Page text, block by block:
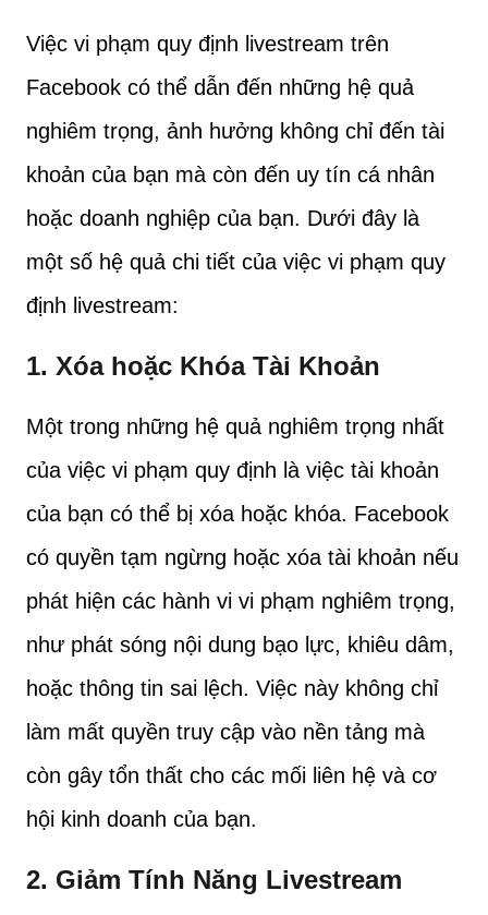
Việc vi phạm quy định livestream trên
Facebook có thể dẫn đến những hệ quả
nghiêm trọng, ảnh hưởng không chỉ đến tài
khoản của bạn mà còn đến uy tín cá nhân
hoặc doanh nghiệp của bạn. Dưới đây là
một số hệ quả chi tiết của việc vi phạm quy
định livestream:
1. Xóa hoặc Khóa Tài Khoản
Một trong những hệ quả nghiêm trọng nhất
của việc vi phạm quy định là việc tài khoản
của bạn có thể bị xóa hoặc khóa. Facebook
có quyền tạm ngừng hoặc xóa tài khoản nếu
phát hiện các hành vi vi phạm nghiêm trọng,
như phát sóng nội dung bạo lực, khiêu dâm,
hoặc thông tin sai lệch. Việc này không chỉ
làm mất quyền truy cập vào nền tảng mà
còn gây tổn thất cho các mối liên hệ và cơ
hội kinh doanh của bạn.
2. Giảm Tính Năng Livestream